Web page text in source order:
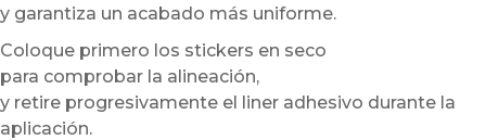
y garantiza un acabado más uniforme.
Coloque primero los stickers en seco
para comprobar la alineación,
y retire progresivamente el liner adhesivo durante la
aplicación.